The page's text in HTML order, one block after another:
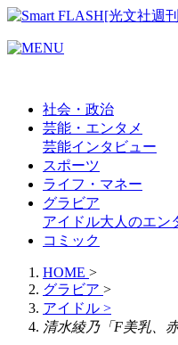
社会・政治
芸能・エンタメ
芸能インタビュー
スポーツ
ライフ・マネー
グラビア
アイドル大人のエン
コミック
HOME >
グラビア >
アイドル >
清水綾乃「F美乳、